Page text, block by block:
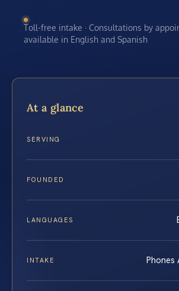
Toll-free intake · Consultations by
available in English and Spanish
At a glance
SERVING
FOUNDED
LANGUAGES
INTAKE